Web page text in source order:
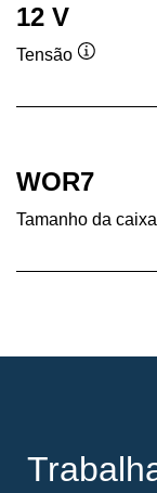
12 V
Tensão
WOR7
Tamanho da caixa